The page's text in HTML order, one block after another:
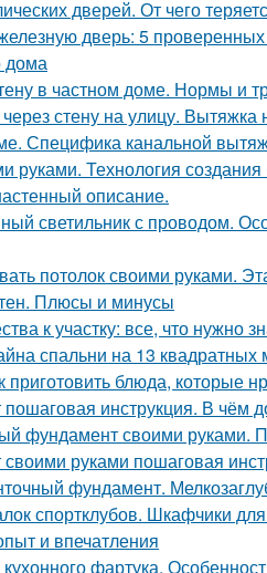
дверей. От чего
дверь: 5
дома
в частном доме. Нормы и
стену на улицу.
Специфика канальной
руками. Технология
описание.
светильник с проводом.
потолок своими руками.
Плюсы и минусы
к участку: все, что нужно
спальни на 13 квадратных
приготовить блюда, которые
инструкция. В чём
фундамент своими руками.
руками пошаговая
фундамент.
спортклубов. Шкафчики
и впечатления
фартука.